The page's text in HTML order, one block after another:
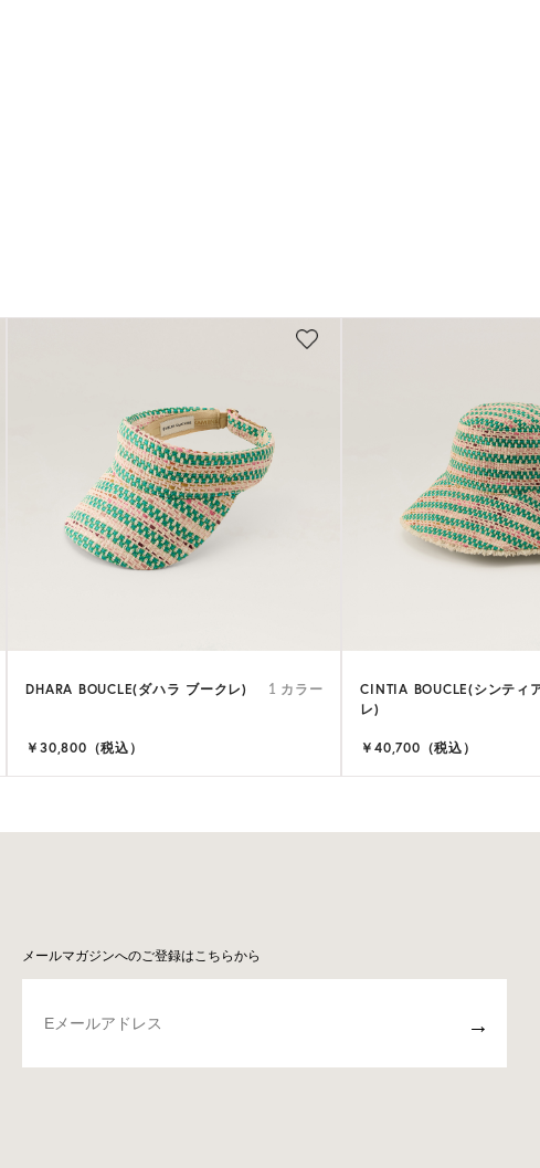
DHARA BOUCLE(ダハラ ブークレ) 1 カラー
￥30,800（税込）
CINTIA BOUCLE(シンティ
レ)
￥40,700（税込）
メールマガジンへのご登録はこちらから
→